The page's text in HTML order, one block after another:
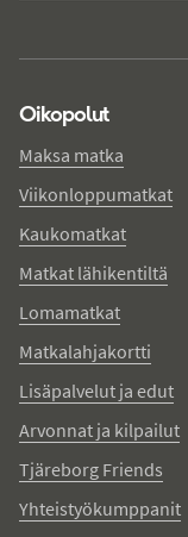
Oikopolut
Maksa matka
Viikonloppumatkat
Kaukomatkat
Matkat lähikentiltä
Lomamatkat
Matkalahjakortti
Lisäpalvelut ja edut
Arvonnat ja kilpailut
Tjäreborg Friends
Yhteistyökumppanit